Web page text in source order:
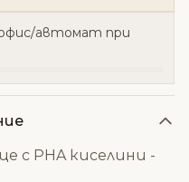
автомат при
с PHA киселини -